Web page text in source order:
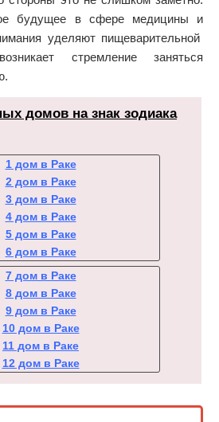
будущее в сфере медицины и
уделяют пищеварительной
стремление заняться
домов на знак зодиака
1 дом в Раке
2 дом в Раке
3 дом в Раке
4 дом в Раке
5 дом в Раке
6 дом в Раке
7 дом в Раке
8 дом в Раке
9 дом в Раке
10 дом в Раке
11 дом в Раке
12 дом в Раке